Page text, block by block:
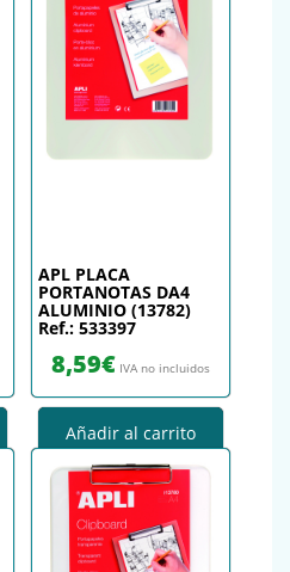
APL PLACA
PORTANOTAS DA4
ALUMINIO (13782)
Ref.: 533397
8,59€ IVA no incluidos
Añadir al carrito